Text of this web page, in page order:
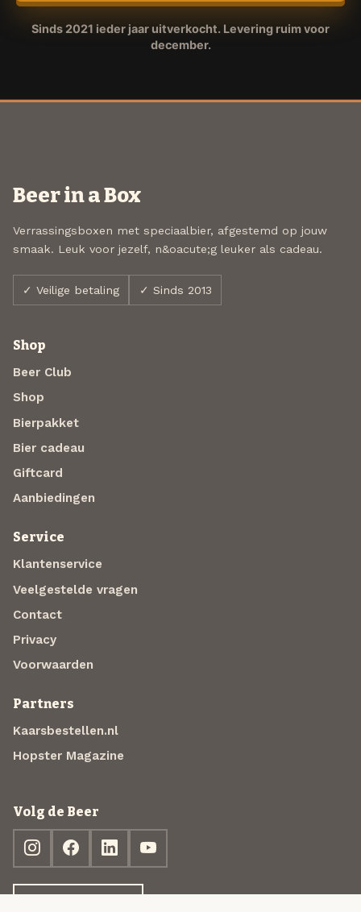
Sinds 2021 ieder jaar uitverkocht. Levering ruim voor
december.
Beer in a Box
Verrassingsboxen met speciaalbier, afgestemd op jouw
smaak. Leuk voor jezelf, n&oacute;g leuker als cadeau.
✓ Veilige betaling ✓ Sinds 2013
Shop
Beer Club
Shop
Bierpakket
Bier cadeau
Giftcard
Aanbiedingen
Service
Klantenservice
Veelgestelde vragen
Contact
Privacy
Voorwaarden
Partners
Kaarsbestellen.nl
Hopster Magazine
Volg de Beer